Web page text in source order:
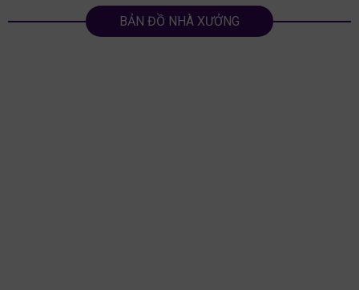
BẢN ĐỒ NHÀ XƯỞNG